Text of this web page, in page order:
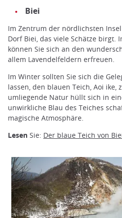
Biei
Im Zentrum der nördlichsten
Dorf Biei, das viele Schätze birgt.
können Sie sich an den
allem Lavendelfeldern erfreuen.
Im Winter sollten Sie sich die
lassen, den blauen Teich, Aoi ike,
umliegende Natur hüllt sich in
unwirkliche Blau des Teiches
magische Atmosphäre.
Lesen Sie: Der blaue Teich von